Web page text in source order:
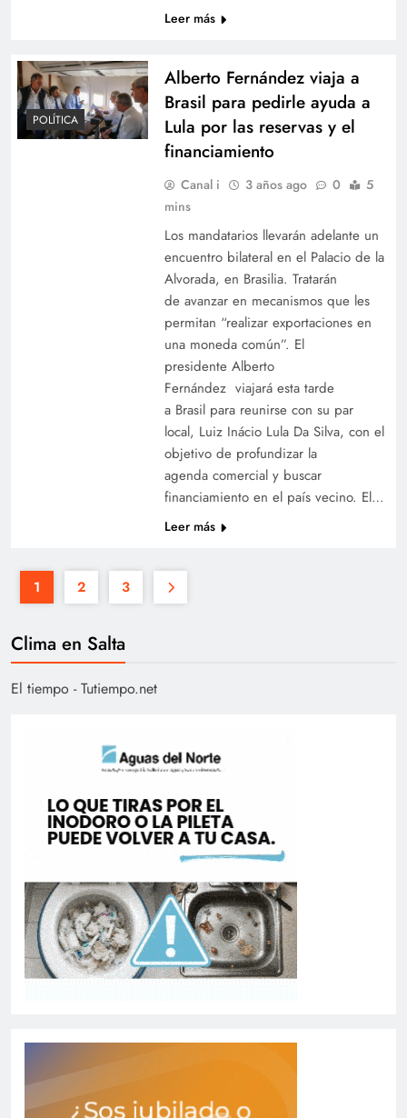
Leer más
POLÍTICA
Alberto Fernández viaja a
Brasil para pedirle ayuda a
Lula por las reservas y el
financiamiento
Canal i 3 años ago 0
5
mins
Los mandatarios llevarán adelante un
encuentro bilateral en el Palacio de la
Alvorada, en Brasilia. Tratarán
de avanzar en mecanismos que les
permitan “realizar exportaciones en
una moneda común”. El
presidente Alberto
Fernández viajará esta tarde
a Brasil para reunirse con su par
local, Luiz Inácio Lula Da Silva, con el
objetivo de profundizar la
agenda comercial y buscar
financiamiento en el país vecino. El…
Leer más
1 2 3
Clima en Salta
El tiempo - Tutiempo.net